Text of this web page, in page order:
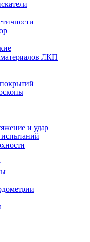
материалов ЛКП
и удар